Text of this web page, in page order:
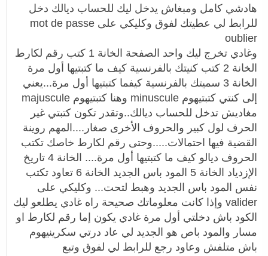
هادشي كامل ومبغاش يدخل ليك للحساب ديالك دخل
للرابط لي عطيتك لفوق وكليكي على mot de passe
oublier
وغادي تخرج ليك واحد الصفحة الخانة 1 كتب رقم لكارط
الخانة 2 كتب كنيتك بالفرنسية كيف ما كتبتيها أول مرة
الخانة 3 سميتك بالفرنسية كيفما كتبتيها أول مرة...يعني
إلى كنتي كتبتيهوم minuscule وهنا كتبتيهوم majuscule
مغاديش تدخل للحساب ديالك..وتقدر تكون كتبتي غير
الحرف لول كبير والحروف الأخرى صغار....المهم روينة
القضية فيها احتمالات.....وحتى رقم لكارط خاصك تكتب
الحروف ديالو كيف ما كتبتيها أول مرة.... الخانة 4 تاريخ
الإزدياد الخانة 5 المود باس الجديد الخانة 6 تعاود تكتب
نفس المود باس الجديد وهبط لتحت... وكليكي على
valider وإذا كانت معلوماتك صحيحة راه غادي يطلعو ليك
الكود باش دخلتي أول مرة غادي يكون إما رقم لكارط او
مسار والمود باص هو الجديد لي عاد درتي سكرينيهوم
باش متلفش وعاود رجع للرابط لي لفوق وتبع